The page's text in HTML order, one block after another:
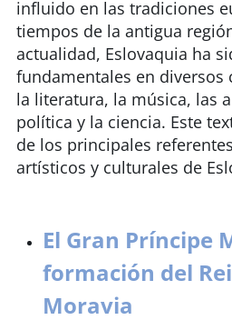
influido en las tradiciones
tiempos de la antigua
actualidad, Eslovaquia ha
fundamentales en diversos
la literatura, la música, las
política y la ciencia. Este
de los principales
artísticos y culturales de
El Gran Príncipe
formación del
Moravia